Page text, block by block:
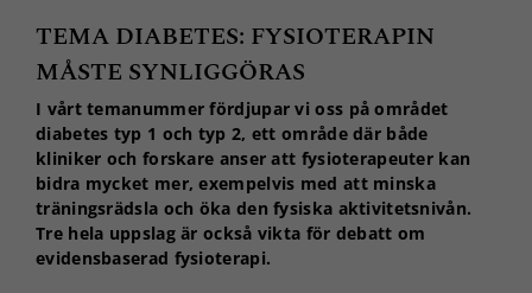
TEMA DIABETES: FYSIOTERAPIN
MÅSTE SYNLIGGÖRAS
I vårt temanummer fördjupar vi oss på området
diabetes typ 1 och typ 2, ett område där både
kliniker och forskare anser att fysioterapeuter kan
bidra mycket mer, exempelvis med att minska
träningsrädsla och öka den fysiska aktivitetsnivån.
Tre hela uppslag är också vikta för debatt om
evidensbaserad fysioterapi.